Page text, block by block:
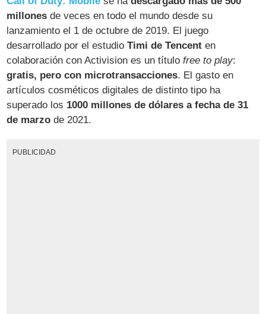
millones de veces en todo el mundo desde su
lanzamiento el 1 de octubre de 2019. El juego
desarrollado por el estudioTimi de Tencent en
colaboración con Activision es un títulofree to play:
gratis, pero con microtransacciones. El gasto en
artículos cosméticos digitales de distinto tipo ha
superado los 1000 millones de dólares a fecha de 31
de marzo de 2021.
PUBLICIDAD